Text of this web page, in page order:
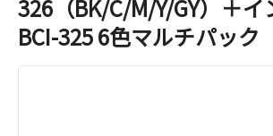
326（BK/C/M/Y/GY）＋イ
BCI-325 6色マルチパック